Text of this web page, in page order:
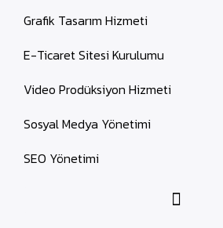
Grafik Tasarım Hizmeti
E-Ticaret Sitesi Kurulumu
Video Prodüksiyon Hizmeti
Sosyal Medya Yönetimi
SEO Yönetimi